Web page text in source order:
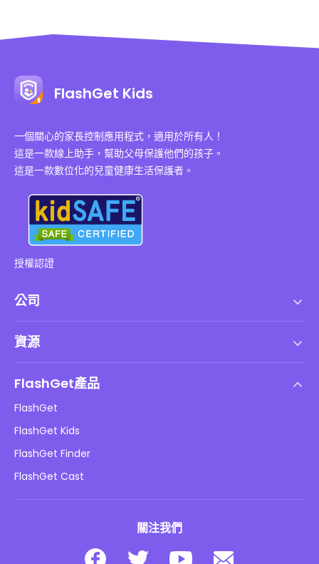
FlashGet Kids
一個關心的家長控制應用程式，適用於所有人！
這是一款線上助手，幫助父母保護他們的孩子。
這是一款數位化的兒童健康生活保護者。
授權認證
公司
DMCA 政策
隱私政策
廣告政策
不要出售我的資訊
資源
兒童在線安全
下載
FlashGet產品
FlashGet
FlashGet Kids
FlashGet Finder
FlashGet Cast
關注我們